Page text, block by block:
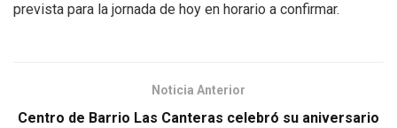
prevista para la jornada de hoy en horario a confirmar.
Noticia Anterior
Centro de Barrio Las Canteras celebró su aniversario